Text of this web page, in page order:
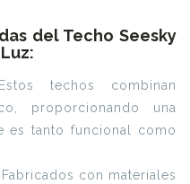
del Techo Seesky
techos combinan
proporcionando una
es tanto funcional como
Fabricados con materiales